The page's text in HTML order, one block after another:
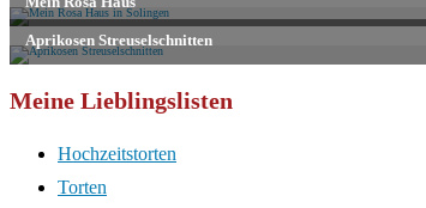
Meine Lieblingslisten
Hochzeitstorten
Torten